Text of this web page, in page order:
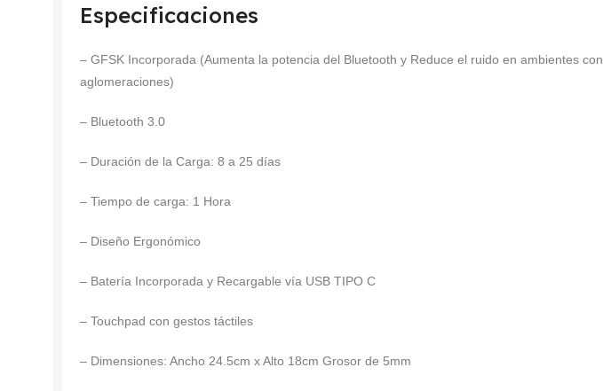
Especificaciones
– GFSK Incorporada (Aumenta la potencia del Bluetooth y Reduce el ruido en ambientes con
aglomeraciones)
– Bluetooth 3.0
– Duración de la Carga: 8 a 25 días
– Tiempo de carga: 1 Hora
– Diseño Ergonómico
– Batería Incorporada y Recargable vía USB TIPO C
– Touchpad con gestos táctiles
– Dimensiones: Ancho 24.5cm x Alto 18cm Grosor de 5mm